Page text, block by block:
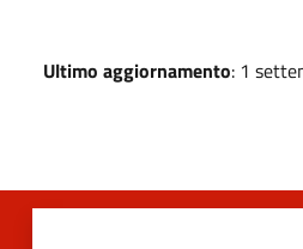
Ultimo aggiornamento: 1